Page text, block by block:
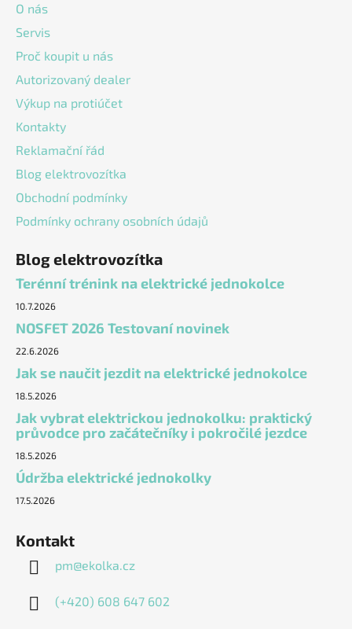
O nás
Servis
Proč koupit u nás
Autorizovaný dealer
Výkup na protiúčet
Kontakty
Reklamační řád
Blog elektrovozítka
Obchodní podmínky
Podmínky ochrany osobních údajů
Blog elektrovozítka
Terénní trénink na elektrické jednokolce
10.7.2026
NOSFET 2026 Testovaní novinek
22.6.2026
Jak se naučit jezdit na elektrické jednokolce
18.5.2026
Jak vybrat elektrickou jednokolku: praktický
průvodce pro začátečníky i pokročilé jezdce
18.5.2026
Údržba elektrické jednokolky
17.5.2026
Kontakt
pm@ekolka.cz
(+420) 608 647 602